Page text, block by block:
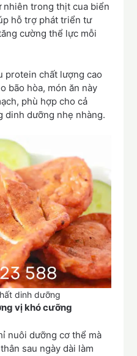
nhiên trong thịt cua biển
hỗ trợ phát triển tư
cường thể lực mỗi
protein chất lượng cao
bão hòa, món ăn này
phù hợp cho cả
dinh dưỡng nhẹ nhàng.
dinh dưỡng
vị khó cưỡng
nuôi dưỡng cơ thể mà
sau ngày dài làm